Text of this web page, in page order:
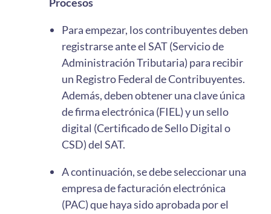
Para empezar, los contribuyentes deben
registrarse ante el SAT (Servicio de
Administración Tributaria) para recibir
un Registro Federal de Contribuyentes.
Además, deben obtener una clave única
de firma electrónica (FIEL) y un sello
digital (Certificado de Sello Digital o
CSD) del SAT.
A continuación, se debe seleccionar una
empresa de facturación electrónica
(PAC) que haya sido aprobada por el